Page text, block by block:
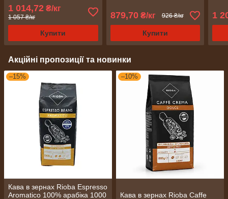
1 014,72 ₴/кг
1 057 ₴/кг
Купити
879,70₴/кг 926 ₴/кг
Купити
1
Акційні пропозиції та новинки
–15%
Кава в зернах Rioba Espresso
Aromatico 100% арабіка 1000
–10%
Кава в зернах Rioba Caffe